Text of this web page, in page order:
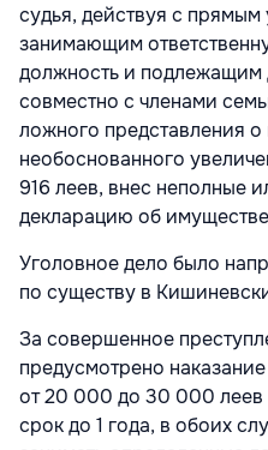
судья, действуя с
занимающим
должность и
совместно с членами
ложного представления
необоснованного
916 леев, внес неполные
декларацию об
Уголовное дело было
по существу в
За совершенное
предусмотрено
от 20 000 до 30 000
срок до 1 года, в обоих